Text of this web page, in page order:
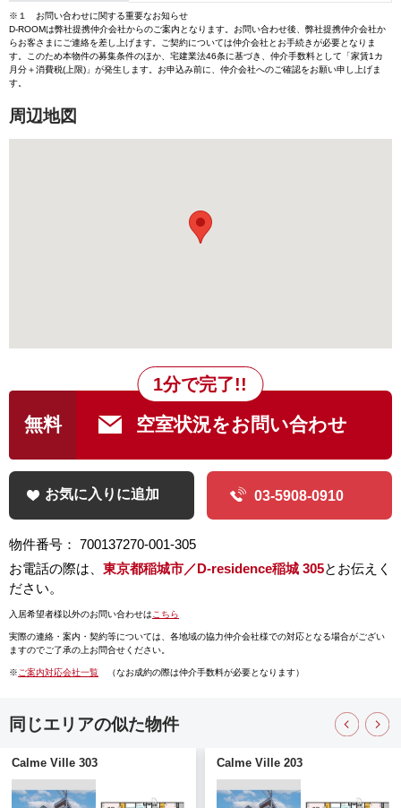
※１ お問い合わせに関する重要なお知らせ
D-ROOMは弊社提携仲介会社からのご案内となります。お問い合わせ後、弊社提携仲介会社か
らお客さまにご連絡を差し上げます。ご契約については仲介会社とお手続きが必要となりま
す。このため本物件の募集条件のほか、宅建業法46条に基づき、仲介手数料として「家賃1カ
月分＋消費税(上限)」が発生します。お申込み前に、仲介会社へのご確認をお願い申し上げま
す。
周辺地図
無料 空室状況をお問い合わせ
1分で完了!!
お気に入りに追加 03-5908-0910
物件番号： 700137270-001-305
お電話の際は、東京都稲城市／D-residence稲城 305とお伝えく
ださい。
入居希望者様以外のお問い合わせはこちら
実際の連絡・案内・契約等については、各地域の協力仲介会社様での対応となる場合がござい
ますのでご了承の上お問合せください。
※ご案内対応会社一覧 （なお成約の際は仲介手数料が必要となります）
同じエリアの似た物件
Calme Ville 303 Calme Ville 203